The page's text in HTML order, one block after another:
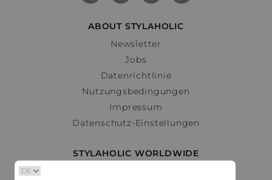
ABOUT STYLAHOLIC
Newsletter
Jobs
Datenrichtlinie
Nutzungsbedingungen
Impressum
Datenschutz-Einstellungen
STYLAHOLIC WORLDWIDE